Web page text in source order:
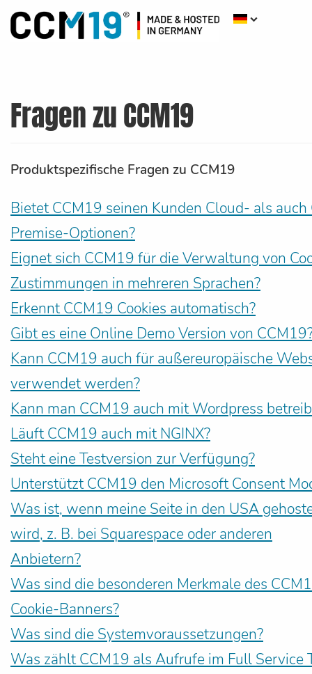
Fragen zu CCM19
Produktspezifische Fragen zu CCM19
Bietet CCM19 seinen Kunden Cloud- als
Premise-Optionen?
Eignet sich CCM19 für die Verwaltung von
Zustimmungen in mehreren Sprachen?
Erkennt CCM19 Cookies automatisch?
Gibt es eine Online Demo Version von
Kann CCM19 auch für außereuropäische
verwendet werden?
Kann man CCM19 auch mit Wordpress
Läuft CCM19 auch mit NGINX?
Steht eine Testversion zur Verfügung?
Unterstützt CCM19 den Microsoft Consent
Was ist, wenn meine Seite in den USA
wird, z. B. bei Squarespace oder anderen
Anbietern?
Was sind die besonderen Merkmale des
Cookie-Banners?
Was sind die Systemvoraussetzungen?
Was zählt CCM19 als Aufrufe im Full Service